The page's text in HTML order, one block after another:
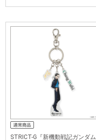
STRICT-G『新機動戦記ガンダム